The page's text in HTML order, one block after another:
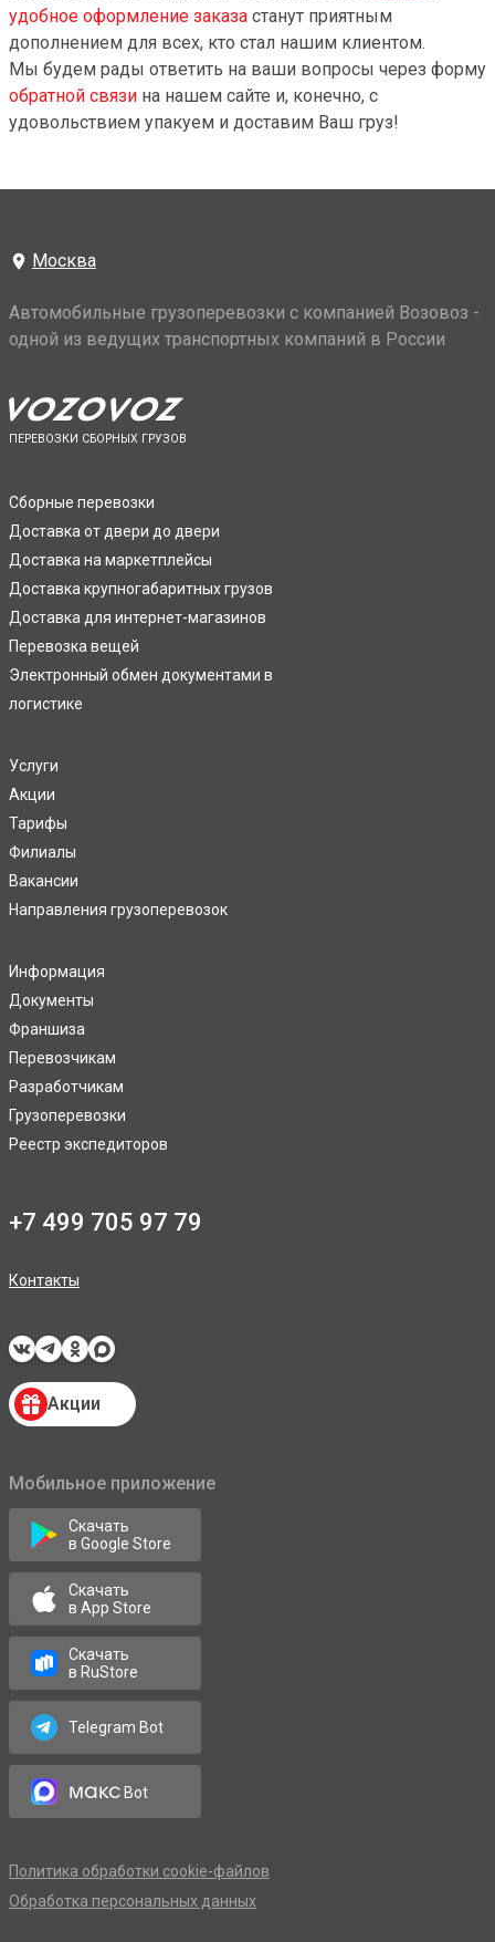
удобное оформление заказа станут приятным
дополнением для всех, кто стал нашим клиентом.
Мы будем рады ответить на ваши вопросы через форму
обратной связи на нашем сайте и, конечно, с
удовольствием упакуем и доставим Ваш груз!
Москва
Автомобильные грузоперевозки с компанией Возовоз -
одной из ведущих транспортных компаний в России
ПЕРЕВОЗКИ СБОРНЫХ ГРУЗОВ
Сборные перевозки
Доставка от двери до двери
Доставка на маркетплейсы
Доставка крупногабаритных грузов
Доставка для интернет-магазинов
Перевозка вещей
Электронный обмен документами в
логистике
Услуги
Акции
Тарифы
Филиалы
Вакансии
Направления грузоперевозок
Информация
Документы
Франшиза
Перевозчикам
Разработчикам
Грузоперевозки
Реестр экспедиторов
+7 499 705 97 79
Контакты
Акции
Мобильное приложение
Скачать
в Google Store
Скачать
в App Store
Скачать
в RuStore
Telegram Bot
максBot
Политика обработки cookie-файлов
Обработка персональных данных